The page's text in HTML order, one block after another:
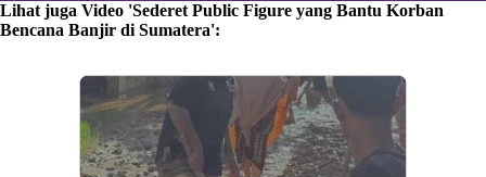
Lihat juga Video 'Sederet Public Figure yang Bantu Korban
Bencana Banjir di Sumatera':